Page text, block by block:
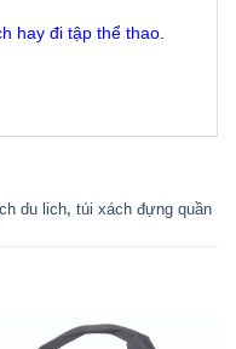
hay đi tập thể thao.
du lich, túi xách đựng quần